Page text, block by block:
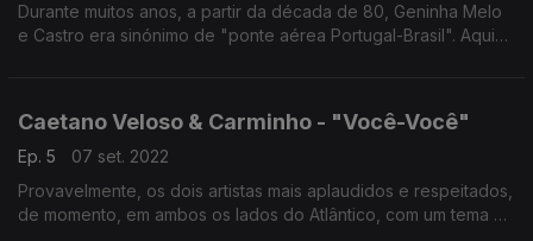
Durante muitos anos, a partir da década de 80, Geninha Melo
e Castro era sinónimo de "ponte aérea Portugal-Brasil". Aqui
Caetano Veloso & Carminho - "Você-Você"
Ep. 5
07 set. 2022
Provavelmente, os dois artistas mais aplaudidos e respeitados,
de momento, em ambos os lados do Atlântico, com um tema do